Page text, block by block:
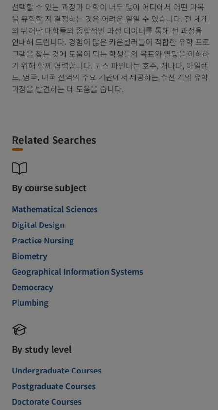
선택할 수 있는 과정과 대학이 너무 많아 어디에서 어떤 과목
을 유학할 지 결정하는 것은 어려운 일일 수 있습니다. 전 세계
의 뛰어난 대학들의 종합적인 과정 데이터를 통해 전 과정을
안내해 드립니다. 경험이 많은 카운셀러들이 적합한 유학 프로
그램을 찾는 것에 도움이 되는 학생들의 목표와 열망을 이해하
기 위해 함께 협력합니다. 코스 파인더는 호주, 캐나다, 아일랜
드, 영국, 미국 전역의 주요 기관에서 제공하는 수천 개의 유학
과정을 발견하는 데 도움을 줍니다.
Related Searches
By course subject
Mathematical Sciences
Digital Design
Practice Nursing
Biometry
Geographical Information Systems
Democracy
Plumbing
By study level
Undergraduate Courses
Postgraduate Courses
Doctorate Courses